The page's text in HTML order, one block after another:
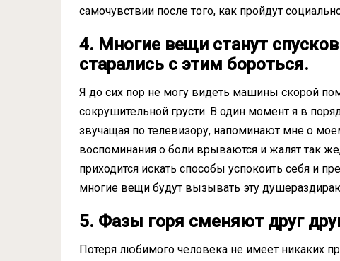
самочувствии после того, как пройдут
4. Многие вещи станут
старались с этим бороться.
Я до сих пор не могу видеть машины скорой
сокрушительной грусти. В один момент я в
звучащая по телевизору, напоминают мне о
воспоминания о боли врываются и жалят так
приходится искать способы успокоить себя и
многие вещи будут вызывать эту
5. Фазы горя сменяют друг
Потеря любимого человека не имеет никаких